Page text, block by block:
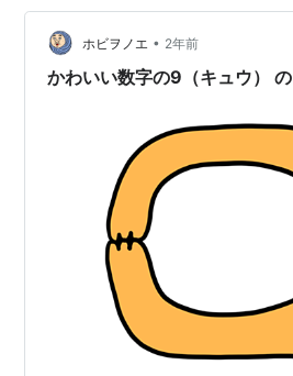
ろです。 リンク 幸か不幸か執筆
いていたのでどうに…
ホビヲノエ • 2年前
かわいい数字の9（キュウ）